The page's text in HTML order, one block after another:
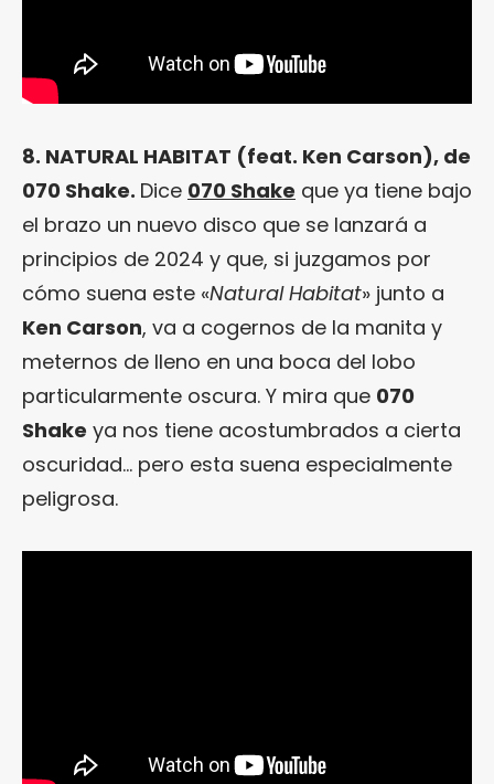
8. NATURAL HABITAT (feat. Ken Carson), de
070 Shake. Dice 070 Shake que ya tiene bajo
el brazo un nuevo disco que se lanzará a
principios de 2024 y que, si juzgamos por
cómo suena este «Natural Habitat» junto a
Ken Carson, va a cogernos de la manita y
meternos de lleno en una boca del lobo
particularmente oscura. Y mira que 070
Shake ya nos tiene acostumbrados a cierta
oscuridad… pero esta suena especialmente
peligrosa.